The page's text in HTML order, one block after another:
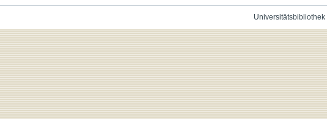
Universitätsbibliothek|